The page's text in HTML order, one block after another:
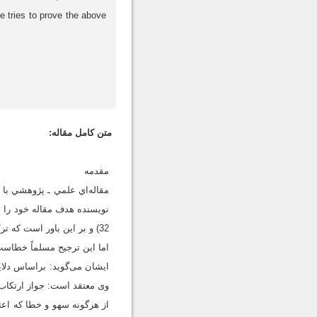
tries to prove the above
متن کامل مقاله:
مقدمه
نويسنده هدف مقاله خود را
32) و بر اين باور است
اما اين ترجيح مسلماً
وی معتقد است: جواز
از هرگونه سهو و خطا که